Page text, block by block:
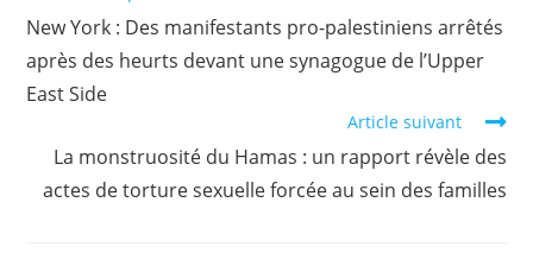
New York : Des manifestants pro-palestiniens arrêtés
après des heurts devant une synagogue de l’Upper
East Side
Article suivant
La monstruosité du Hamas : un rapport révèle des
actes de torture sexuelle forcée au sein des familles